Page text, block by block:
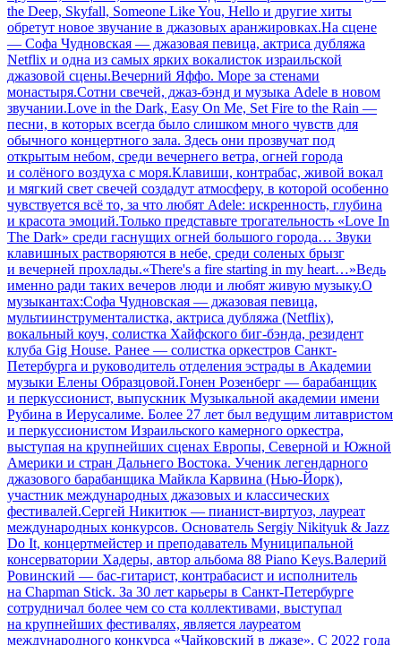
the Deep, Skyfall, Someone Like You, Hello и другие хиты
обретут новое звучание в джазовых аранжировках.На сцене
— Софа Чудновская — джазовая певица, актриса дубляжа
Netflix и одна из самых ярких вокалисток израильской
джазовой сцены.Вечерний Яффо. Море за стенами
монастыря.Сотни свечей, джаз-бэнд и музыка Adele в новом
звучании.Love in the Dark, Easy On Me, Set Fire to the Rain —
песни, в которых всегда было слишком много чувств для
обычного концертного зала. Здесь они прозвучат под
открытым небом, среди вечернего ветра, огней города
и солёного воздуха с моря.Клавиши, контрабас, живой вокал
и мягкий свет свечей создадут атмосферу, в которой особенно
чувствуется всё то, за что любят Adele: искренность, глубина
и красота эмоций.Только представьте трогательность «Love In
The Dark» среди гаснущих огней большого города… Звуки
клавишных растворяются в небе, среди соленых брызг
и вечерней прохлады.«There's a fire starting in my heart…»Ведь
именно ради таких вечеров люди и любят живую музыку.О
музыкантах:Софа Чудновская — джазовая певица,
мультиинструменталистка, актриса дубляжа (Netflix),
вокальный коуч, солистка Хайфского биг-бэнда, резидент
клуба Gig House. Ранее — солистка оркестров Санкт-
Петербурга и руководитель отделения эстрады в Академии
музыки Елены Образцовой.Гонен Розенберг — барабанщик
и перкуссионист, выпускник Музыкальной академии имени
Рубина в Иерусалиме. Более 27 лет был ведущим литавристом
и перкуссионистом Израильского камерного оркестра,
выступая на крупнейших сценах Европы, Северной и Южной
Америки и стран Дальнего Востока. Ученик легендарного
джазового барабанщика Майкла Карвина (Нью-Йорк),
участник международных джазовых и классических
фестивалей.Сергей Никитюк — пианист-виртуоз, лауреат
международных конкурсов. Основатель Sergiy Nikityuk & Jazz
Do It, концертмейстер и преподаватель Муниципальной
консерватории Хадеры, автор альбома 88 Piano Keys.Валерий
Ровинский — бас-гитарист, контрабасист и исполнитель
на Chapman Stick. За 30 лет карьеры в Санкт-Петербурге
сотрудничал более чем со ста коллективами, выступал
на крупнейших фестивалях, является лауреатом
международного конкурса «Чайковский в джазе». С 2022 года